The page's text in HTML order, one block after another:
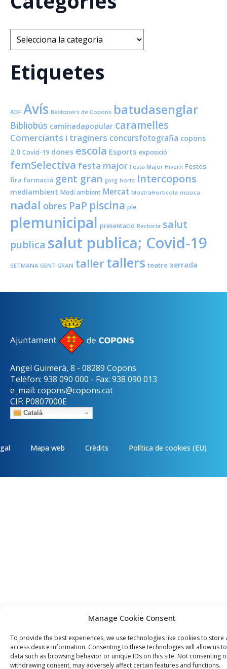
Manage Cookie Consent
To provide the best experiences, we use technologies like cookies to store
access device information. Consenting to these technologies will allow us
data such as browsing behavior or unique IDs on this site. Not consenting
withdrawing consent, may adversely affect certain features and functions.
Categories
Etiquetes
ADF Avís Bastoners de Copons batudasenglar
Bibliobús caminadapopular caramelles
Comerciants i traginers concursfotografia copons
2.0 Covid-19 dones escola Esports exposició
femSelectiva festa major Festa Major Hivern Festes
fira formació gent gran gorg horts Intercopons
mediambient Medi ambient Mercat MostraHortícola música
nadal obres PaP piscina ple
plemunicipal presentacio Rectoria salut
publica salut publica; Covid-19
SETMANA GENT GRAN taller tallers teatre xerrada
Angel Guimerà, 8 - 08289 Copons
Telèfon: 938 090 000 - Fax: 938 090 013
e_mail: copons@copons.cat
CIF: P0807000E
Català
Mapa web Crèdits Política de cookies (EU)